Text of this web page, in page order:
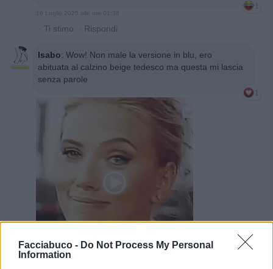
Facciabuco - Do Not Process My Personal
Information
1
· Ti stimo · Rispondi
Isabo: Wow! Non male la versione in blu, ero
abituata al calzino beige tedesco ma questa mi lascia
senza parole
1